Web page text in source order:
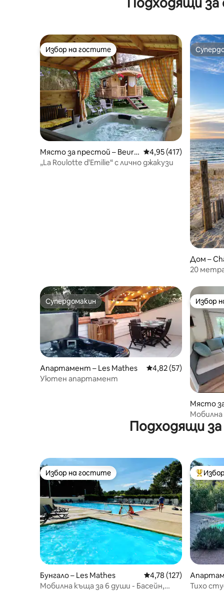
Избор на гостите
Избор на гостите
Място за престой – Beurla
y
Средна оценка: 4,95
4,95 (417)
„La Roulotte d'Emilie“ с лично джакузи
Дом –
20
Супердомакин
Супердомакин
Апартамент – Les Mathes Средна оценка: 4,82
4,82 (57)
Уютен апартамент
Избор
Избор
Място
athes
Мобилна
Подходящи
Избор на гостите
Избор на гостите
Бунгало – Les Mathes Средна оценка: 4,78
4,78 (127)
Мобилна къща за 6 души - Басейн,
Най-
ges-de-
Тихо